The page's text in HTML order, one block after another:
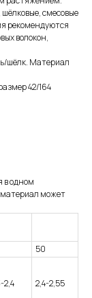
смесовые
рекомендуются
волокон,
шёлк. Материал
42/164
в одном
может
50
2,4 2,4-2,55